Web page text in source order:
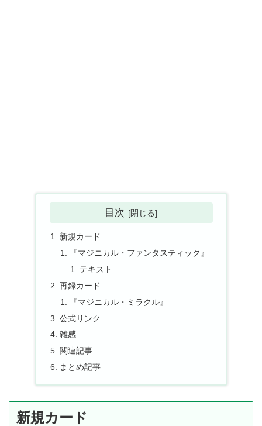
目次
新規カード
『マジニカル・ファンタスティック』
テキスト
再録カード
『マジニカル・ミラクル』
公式リンク
雑感
関連記事
まとめ記事
新規カード